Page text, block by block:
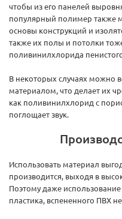
чтобы из его панелей
популярный полимер также
основы конструкций и
также их полы и потолки
поливинилхлорида
В некоторых случаях можно
материалом, что делает их
как поливинилхлорид с
поглощает звук.
Использовать материал
производится, выходя в
Поэтому даже
пластика, вспененного ПВХ